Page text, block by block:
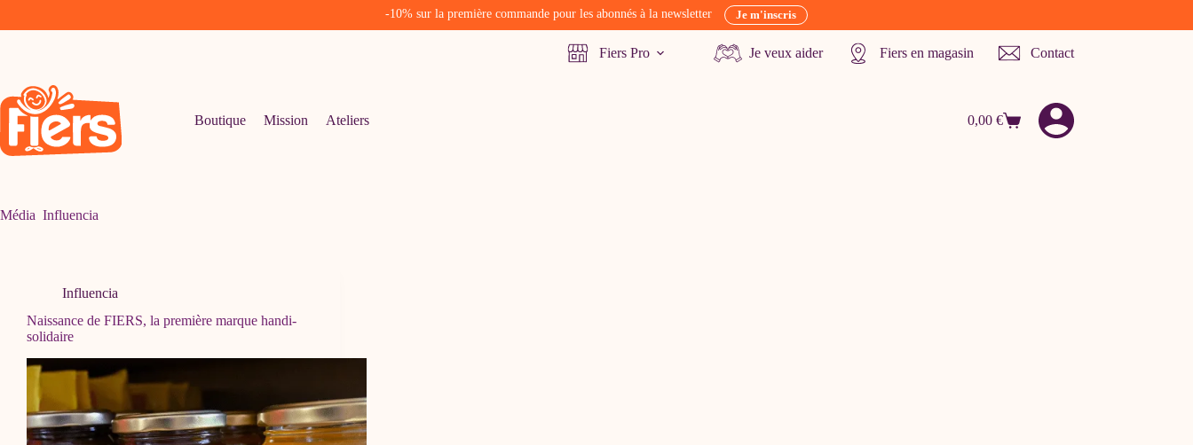
-10% sur la première commande pour les abonnés à la newsletter Je m'inscris
Fiers Pro Je veux aider Fiers en magasin Contact
Boutique Mission Ateliers
Panier
0,00 €
Média Influencia
Influencia
Naissance de FIERS, la première marque handi-
solidaire